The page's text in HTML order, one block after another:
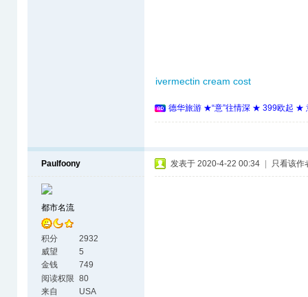
ivermectin cream cost
德华旅游 ★“意”往情深 ★ 399欧起 ★
Paulfoony
都市名流
积分
2932
威望
5
金钱
749
阅读权限 80
来自
USA
发表于 2020-4-22 00:34 只看该作